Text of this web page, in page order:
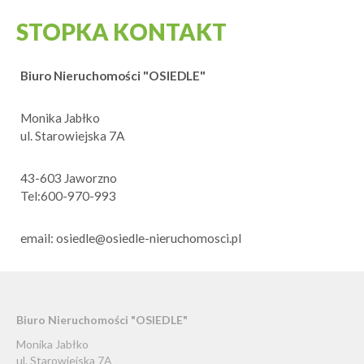
STOPKA KONTAKT
Biuro Nieruchomości "OSIEDLE"
Monika Jabłko
ul. Starowiejska 7A
43-603 Jaworzno
Tel:600-970-993
email: osiedle@osiedle-nieruchomosci.pl
Biuro Nieruchomości "OSIEDLE"
Monika Jabłko
ul. Starowiejska 7A